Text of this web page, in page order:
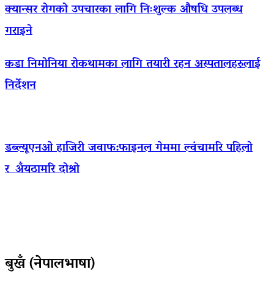
क्यान्सर रोगको उपचारका लागि निःशुल्क औषधि उपलब्ध
गराइने
कडा निमोनिया रोकथामका लागि तयारी रहन अस्पतालहरुलाई
निर्देशन
डब्ल्यूएनओ हाजिरी जवाफ:फाइनल गेममा ल्वंचामरि पहिलो
र अँयठामरि दोश्रो
बुखँ (नेपालभाषा)